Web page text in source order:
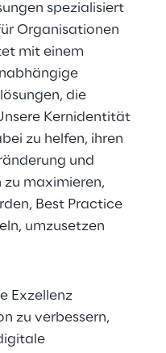
spezialisiert
Organisationen
mit einem
die
Kernidentität
zu helfen, ihren
und
maximieren,
Best Practice
umzusetzen
Exzellenz
zu verbessern,